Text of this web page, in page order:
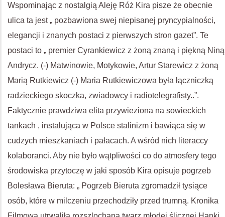
Wspominając z nostalgią Aleję Róż Kira pisze że obecnie
ulica ta jest „ pozbawiona swej niepisanej pryncypialności,
elegancji i znanych postaci z pierwszych stron gazet”. Te
postaci to „ premier Cyrankiewicz z żoną znaną i piękną Niną
Andrycz. (-) Matwinowie, Motykowie, Artur Starewicz z żoną
Marią Rutkiewicz (-) Maria Rutkiewiczowa była łączniczką
radzieckiego skoczka, zwiadowcy i radiotelegrafisty..”.
Faktycznie prawdziwa elita przywieziona na sowieckich
tankach , instalująca w Polsce stalinizm i bawiąca się w
cudzych mieszkaniach i pałacach. A wśród nich literaccy
kolaboranci. Aby nie było wątpliwości co do atmosfery tego
środowiska przytoczę w jaki sposób Kira opisuje pogrzeb
Bolesława Bieruta: „ Pogrzeb Bieruta zgromadził tysiące
osób, które w milczeniu przechodziły przed trumną. Kronika